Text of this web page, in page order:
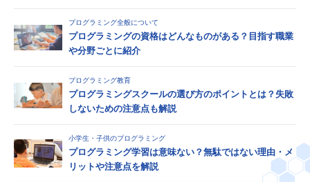
プログラミング全般について
プログラミングの資格はどんなものがある？目指す職業
や分野ごとに紹介
プログラミング教育
プログラミングスクールの選び方のポイントとは？失敗
しないための注意点も解説
小学生・子供のプログラミング
プログラミング学習は意味ない？無駄ではない理由・メ
リットや注意点を解説